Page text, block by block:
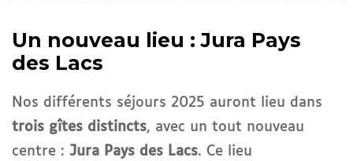
Un nouveau lieu : Jura Pays
des Lacs
Nos différents séjours 2025 auront lieu dans
trois gîtes distincts, avec un tout nouveau
centre : Jura Pays des Lacs. Ce lieu